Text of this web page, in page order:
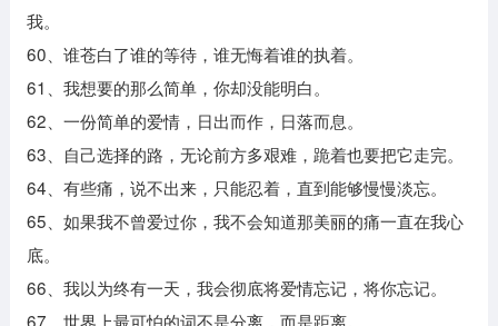
我。
60、谁苍白了谁的等待，谁无悔着谁的执着。
61、我想要的那么简单，你却没能明白。
62、一份简单的爱情，日出而作，日落而息。
63、自己选择的路，无论前方多艰难，跪着也要把它走完。
64、有些痛，说不出来，只能忍着，直到能够慢慢淡忘。
65、如果我不曾爱过你，我不会知道那美丽的痛一直在我心
底。
66、我以为终有一天，我会彻底将爱情忘记，将你忘记。
67、世界上最可怕的词不是分离，而是距离。